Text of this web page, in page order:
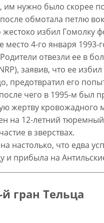
им нужно было скорее
обмотала петлю
жестоко избил
место 4-го января
отвезли ее в
заявив, что ее
предотвратил его
чего в 1995-м был
жертву кровожадного
на 12-летний
в зверствах.
настолько, что едва
и прибыла на
гран Тельца